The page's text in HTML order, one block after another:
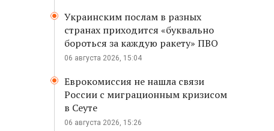
Украинским послам в разных
странах приходится «буквально
бороться за каждую ракету» ПВО
06 августа 2026, 15:04
Еврокомиссия не нашла связи
России с миграционным кризисом
в Сеуте
06 августа 2026, 15:26